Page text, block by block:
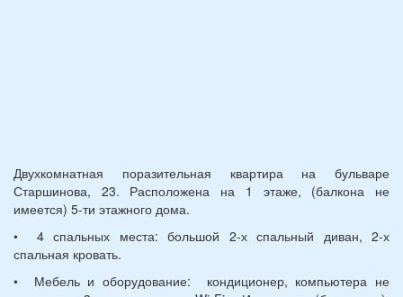
Двухкомнатная поразительная квартира на бульваре
Старшинова, 23. Расположена на 1 этаже, (балкона не
имеется) 5-ти этажного дома.
• 4 спальных места: большой 2-х спальный диван, 2-х
спальная кровать.
• Мебель и оборудование: кондиционер, компьютера не